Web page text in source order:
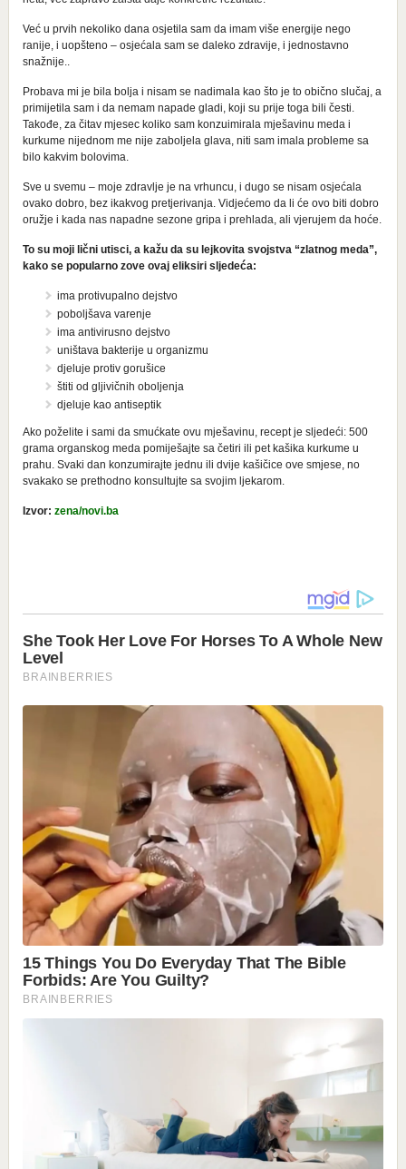
Već u prvih nekoliko dana osjetila sam da imam više energije nego
ranije, i uopšteno – osjećala sam se daleko zdravije, i jednostavno
snažnije..
Probava mi je bila bolja i nisam se nadimala kao što je to obično slučaj, a
primijetila sam i da nemam napade gladi, koji su prije toga bili česti.
Takođe, za čitav mjesec koliko sam konzuimirala mješavinu meda i
kurkume nijednom me nije zaboljela glava, niti sam imala probleme sa
bilo kakvim bolovima.
Sve u svemu – moje zdravlje je na vrhuncu, i dugo se nisam osjećala
ovako dobro, bez ikakvog pretjerivanja. Vidjećemo da li će ovo biti dobro
oružje i kada nas napadne sezone gripa i prehlada, ali vjerujem da hoće.
To su moji lični utisci, a kažu da su lejkovita svojstva “zlatnog meda”,
kako se popularno zove ovaj eliksiri sljedeća:
ima protivupalno dejstvo
poboljšava varenje
ima antivirusno dejstvo
uništava bakterije u organizmu
djeluje protiv gorušice
štiti od gljivičnih oboljenja
djeluje kao antiseptik
Ako poželite i sami da smućkate ovu mješavinu, recept je sljedeći: 500
grama organskog meda pomiješajte sa četiri ili pet kašika kurkume u
prahu. Svaki dan konzumirajte jednu ili dvije kašičice ove smjese, no
svakako se prethodno konsultujte sa svojim ljekarom.
Izvor: zena/novi.ba